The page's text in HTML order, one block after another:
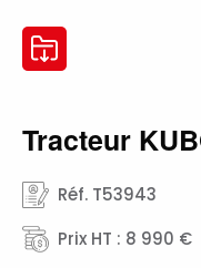
Tracteur
Réf. T53943
Prix HT : 8 990 €